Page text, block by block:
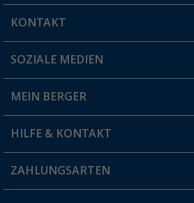
KONTAKT
Du hast eine Frage?
Filiale finden
SOZIALE MEDIEN
MEIN BERGER
Vorteilskarte
Blog
HILFE & KONTAKT
FAQ & Kontakt
ZAHLUNGSARTEN